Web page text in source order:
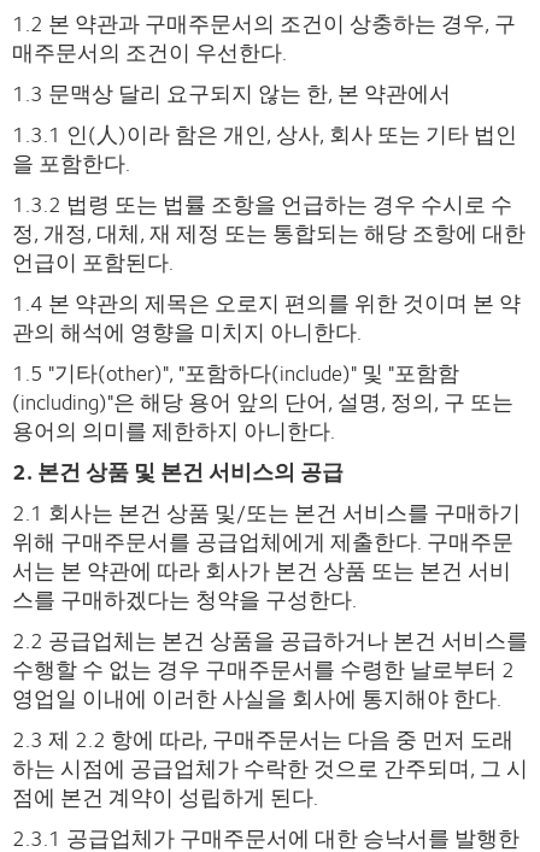
1.2 본 약관과 구매주문서의 조건이 상충하는 경우, 구
매주문서의 조건이 우선한다.
1.3 문맥상 달리 요구되지 않는 한, 본 약관에서
1.3.1 인(人)이라 함은 개인, 상사, 회사 또는 기타 법인
을 포함한다.
1.3.2 법령 또는 법률 조항을 언급하는 경우 수시로 수
정, 개정, 대체, 재 제정 또는 통합되는 해당 조항에 대한
언급이 포함된다.
1.4 본 약관의 제목은 오로지 편의를 위한 것이며 본 약
관의 해석에 영향을 미치지 아니한다.
1.5 "기타(other)", "포함하다(include)" 및 "포함함
(including)"은 해당 용어 앞의 단어, 설명, 정의, 구 또는
용어의 의미를 제한하지 아니한다.
2. 본건 상품 및 본건 서비스의 공급
2.1 회사는 본건 상품 및/또는 본건 서비스를 구매하기
위해 구매주문서를 공급업체에게 제출한다. 구매주문
서는 본 약관에 따라 회사가 본건 상품 또는 본건 서비
스를 구매하겠다는 청약을 구성한다.
2.2 공급업체는 본건 상품을 공급하거나 본건 서비스를
수행할 수 없는 경우 구매주문서를 수령한 날로부터 2
영업일 이내에 이러한 사실을 회사에 통지해야 한다.
2.3 제 2.2 항에 따라, 구매주문서는 다음 중 먼저 도래
하는 시점에 공급업체가 수락한 것으로 간주되며, 그 시
점에 본건 계약이 성립하게 된다.
2.3.1 공급업체가 구매주문서에 대한 승낙서를 발행한